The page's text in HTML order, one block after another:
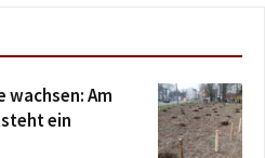
Am
ein